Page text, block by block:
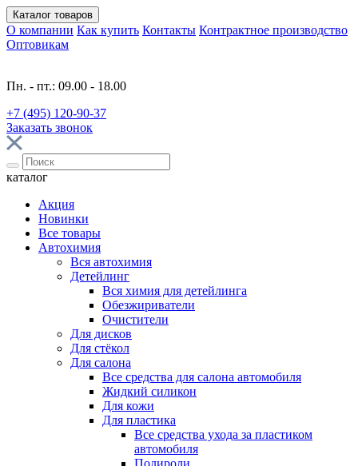
Каталог товаров
О компании Как купить Контакты Контрактное производство
Оптовикам
Пн. - пт.: 09.00 - 18.00
+7 (495) 120-90-37
Заказать звонок
каталог
Акция
Новинки
Все товары
Автохимия
Вся автохимия
Детейлинг
Вся химия для детейлинга
Обезжириватели
Очистители
Для дисков
Для стёкол
Для салона
Все средства для салона автомобиля
Жидкий силикон
Для кожи
Для пластика
Все средства ухода за пластиком
автомобиля
Полироли